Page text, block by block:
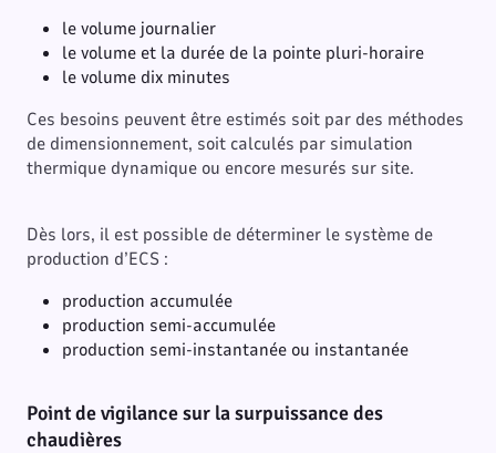
le volume journalier
le volume et la durée de la pointe pluri-horaire
le volume dix minutes
Ces besoins peuvent être estimés soit par des méthodes
de dimensionnement, soit calculés par simulation
thermique dynamique ou encore mesurés sur site.
Dès lors, il est possible de déterminer le système de
production d’ECS :
production accumulée
production semi-accumulée
production semi-instantanée ou instantanée
Point de vigilance sur la surpuissance des
chaudières